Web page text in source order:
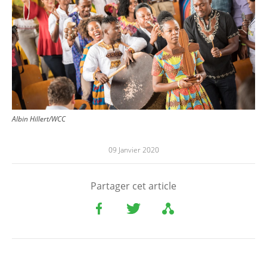
Albin Hillert/WCC
09 Janvier 2020
Partager cet article